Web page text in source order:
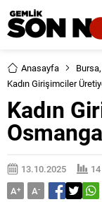
Anasayfa Bursa,
Kadın Girişimciler
Kadın
13.10.2025
14
A+ A-